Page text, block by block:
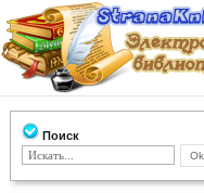
Поиск